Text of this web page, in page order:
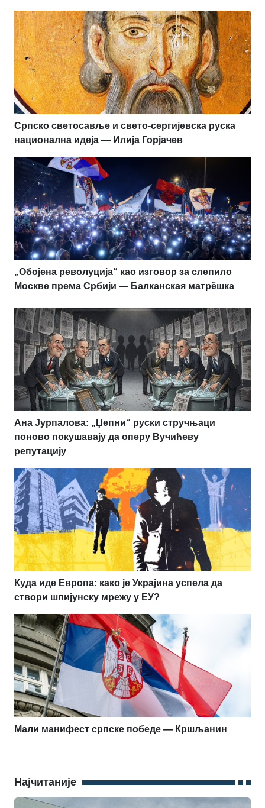
Српско светосавље и свето-сергијевска руска
национална идеја — Илија Горјачев
„Обојена револуција“ као изговор за слепило
Москве према Србији — Балканская матрёшка
Ана Јурпалова: „Џепни“ руски стручњаци
поново покушавају да оперу Вучићеву
репутацију
Куда иде Европа: како је Украјина успела да
створи шпијунску мрежу у ЕУ?
Мали манифест српске победе — Кршљанин
Најчитаније